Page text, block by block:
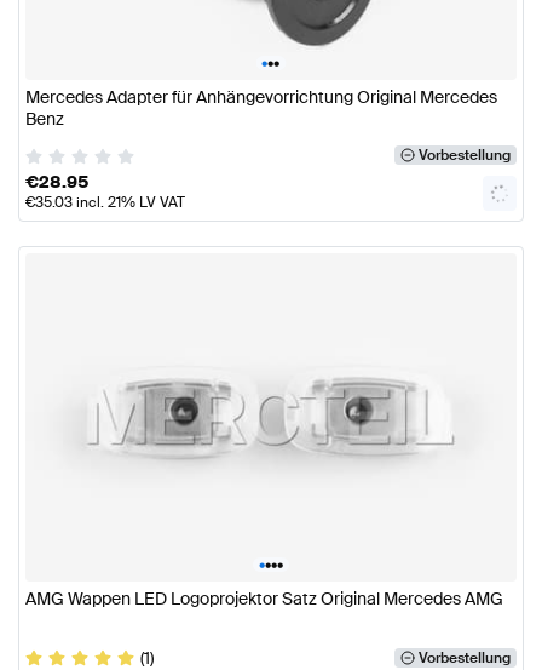
•••
Mercedes Adapter für Anhängevorrichtung Original Mercedes
Benz
Vorbestellung
€28.95
€35.03incl. 21% LV VAT
••••
AMG Wappen LED Logoprojektor Satz Original Mercedes AMG
(1) Vorbestellung